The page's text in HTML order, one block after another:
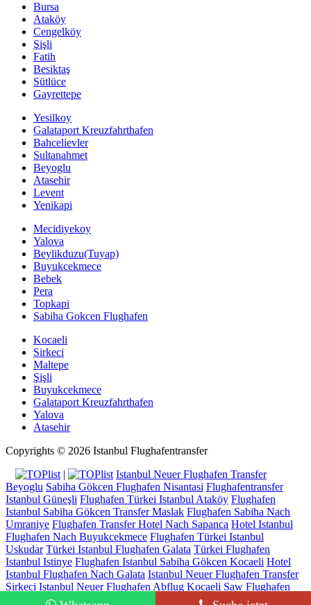
Bursa
Ataköy
Cengelköy
Şişli
Fatih
Besiktaş
Sütlüce
Gayrettepe
Yesilkoy
Galataport Kreuzfahrthafen
Bahcelievler
Sultanahmet
Beyoglu
Atasehir
Levent
Yenikapi
Mecidiyekoy
Yalova
Beylikduzu(Tuyap)
Buyukcekmece
Bebek
Pera
Topkapi
Sabiha Gokcen Flughafen
Kocaeli
Sirkeci
Maltepe
Şişli
Buyukcekmece
Galataport Kreuzfahrthafen
Yalova
Atasehir
Copyrights © 2026 Istanbul Flughafentransfer
|
Istanbul Neuer Flughafen Transfer
Beyoglu Sabiha Gökcen Flughafen Nisantasi Flughafentransfer
Istanbul Güneşli Flughafen Türkei Istanbul Ataköy Flughafen
Istanbul Sabiha Gökcen Transfer Maslak Flughafen Sabiha Nach
Umraniye Flughafen Transfer Hotel Nach Sapanca Hotel Istanbul
Flughafen Nach Buyukcekmece Flughafen Türkei Istanbul
Uskudar Türkei Istanbul Flughafen Galata Türkei Flughafen
Istanbul Istinye Flughafen Istanbul Sabiha Gökcen Kocaeli Hotel
Istanbul Flughafen Nach Galata Istanbul Neuer Flughafen Transfer
Sirkeci Istanbul Neuer Flughafen Abflug Kocaeli Saw Flughafen
Istanbul Kucukcekmece
Flughafentaxi Istanbul Avcilar Flughafen